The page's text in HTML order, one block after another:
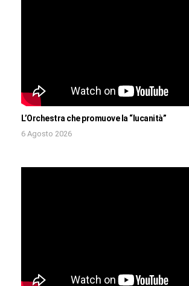
L’Orchestra che promuove la “lucanità”
6 Agosto 2026